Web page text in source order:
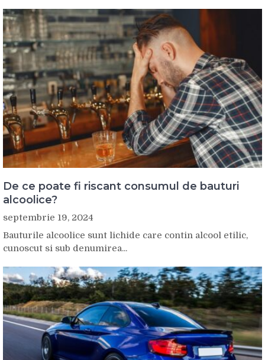
De ce poate fi riscant consumul de bauturi
alcoolice?
septembrie 19, 2024
Bauturile alcoolice sunt lichide care contin alcool etilic,
cunoscut si sub denumirea...